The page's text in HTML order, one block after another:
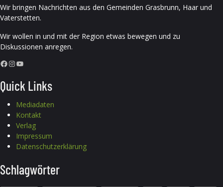
Wir bringen Nachrichten aus den Gemeinden Grasbrunn, Haar und
Vaterstetten.
Wir wollen in und mit der Region etwas bewegen und zu
Diskussionen anregen.
Facebook InstagramYouTube
Quick Links
Mediadaten
Kontakt
Verlag
Impressum
Datenschutzerklärung
Schlagwörter